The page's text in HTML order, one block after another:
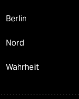
Berlin
Nord
Wahrheit